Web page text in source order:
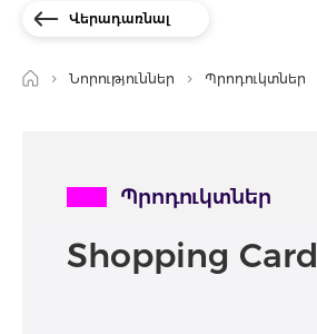
Վերադառնալ
Նորություններ Պրոդուկտներ
Պրոդուկտներ
Shopping Card